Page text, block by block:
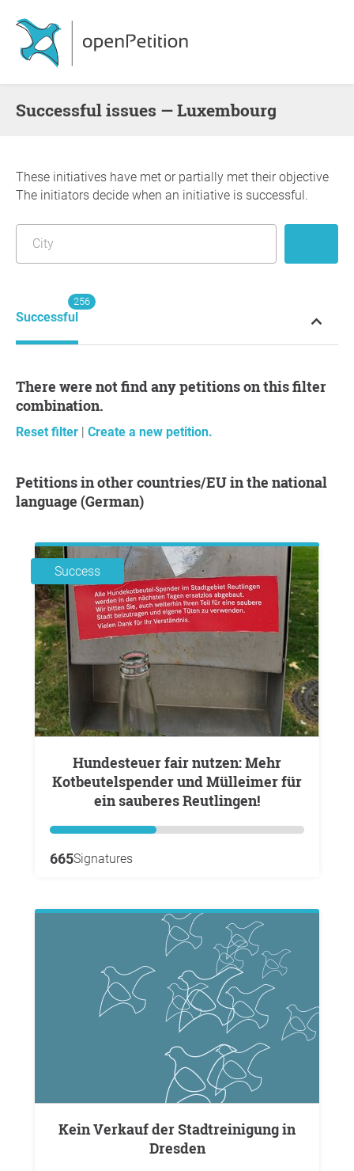
successful issues — Luxembourg
These initiatives have met or partially met their objective
The initiators decide when an initiative is successful.
Successful
256
There were not find any petitions on this filter
combination.
Reset filter | Create a new petition.
Petitions in other countries/EU in the national
language (German)
Success
Hundesteuer fair nutzen: Mehr
Kotbeutelspender und Mülleimer für
ein sauberes Reutlingen!
665Signatures
Kein Verkauf der Stadtreinigung in
Dresden